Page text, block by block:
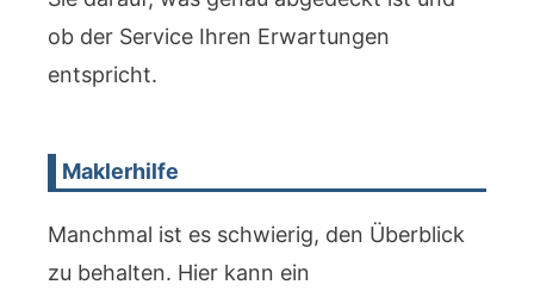
ob der Service Ihren Erwartungen
entspricht.
Maklerhilfe
Manchmal ist es schwierig, den Überblick
zu behalten. Hier kann ein